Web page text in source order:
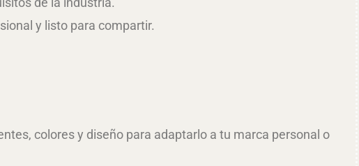
y listo para compartir.
colores y diseño para adaptarlo a tu marca personal o